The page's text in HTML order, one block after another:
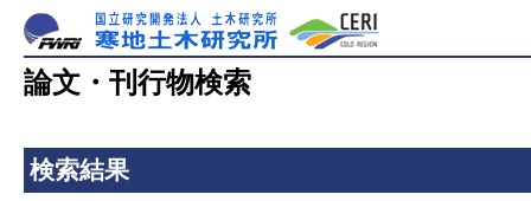
論文・刊行物検索
検索結果